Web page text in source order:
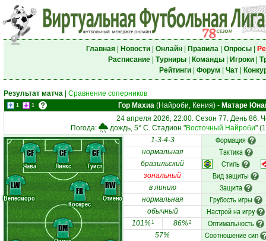
Главная| Новости| Онлайн| Правила| Опросы|
Расписание| Турниры| Команды| Игроки|
Рейтинги| Форум Чат|
Результат матча Сравнение соперников
1 1 Гор Махиа (Найроби, Кения) - Матаре
24 апреля 2026, 22:00. Сезон 77. День 86.
Погода:
дождь, 5° C. Стадион "Восточный Найроби"
Велесморо
Косерес
Отиено
Чава Линкс Туист
LW
DM
FR
RW
CF CF CF
1-3-4-3 Формация
нормальная Тактика
бразильский Стиль
зональный Вид защиты
в линию Защита
нормальная Грубость игры
обычный Настрой на игру
101%1 86%2 Оптимальность
57% Соотношение сил